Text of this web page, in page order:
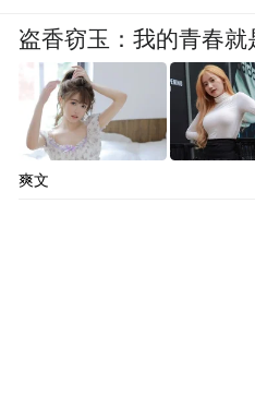
盗香窃玉：我的青春就
爽文